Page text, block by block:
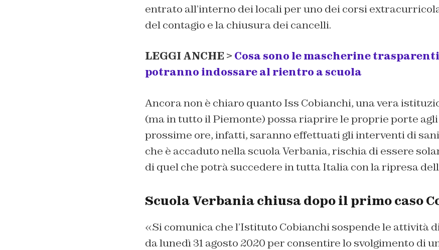
entrato all’interno dei locali per uno dei corsi
del contagio e la chiusura dei cancelli.
LEGGI ANCHE > Cosa sono le mascherine
potranno indossare al rientro a scuola
Ancora non è chiaro quanto Iss Cobianchi, una vera
(ma in tutto il Piemonte) possa riaprire le proprie porte
prossime ore, infatti, saranno effettuati gli interventi di
che è accaduto nella scuola Verbania, rischia di essere
di quel che potrà succedere in tutta Italia con la ripresa
Scuola Verbania chiusa dopo il primo caso
«Si comunica che l’Istituto Cobianchi sospende le attività
da lunedì 31 agosto 2020 per consentire lo svolgimento di